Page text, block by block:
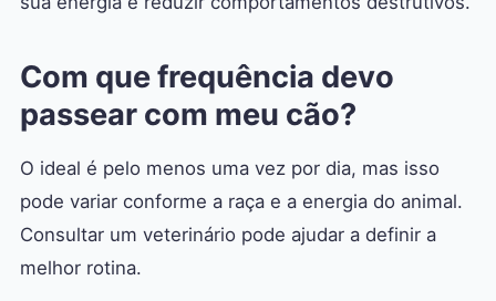
Com que frequência devo
passear com meu cão?
O ideal é pelo menos uma vez por dia, mas isso
pode variar conforme a raça e a energia do animal.
Consultar um veterinário pode ajudar a definir a
melhor rotina.